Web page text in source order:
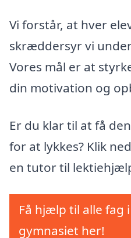
Vi forstår, at hver
skræddersyr vi
Vores mål er at
din motivation og
Er du klar til at få
for at lykkes? Klik
en tutor til
Få hjælp til alle fag
gymnasiet her!